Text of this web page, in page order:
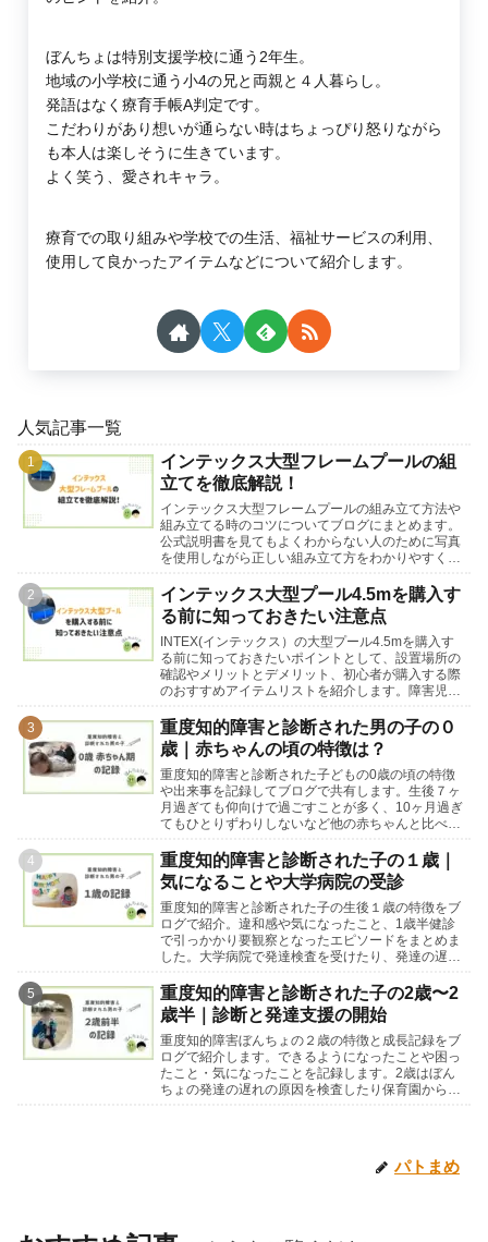
ぼんちょは特別支援学校に通う2年生。
地域の小学校に通う小4の兄と両親と４人暮らし。
発語はなく療育手帳A判定です。
こだわりがあり想いが通らない時はちょっぴり怒りながら
も本人は楽しそうに生きています。
よく笑う、愛されキャラ。
療育での取り組みや学校での生活、福祉サービスの利用、
使用して良かったアイテムなどについて紹介します。
人気記事一覧
インテックス大型フレームプールの組
立てを徹底解説！
インテックス大型フレームプールの組み立て方法や
組み立てる時のコツについてブログにまとめます。
公式説明書を見てもよくわからない人のために写真
を使用しながら正しい組み立て方をわかりやすく詳
紹介します。
インテックス大型プール4.5mを購入す
る前に知っておきたい注意点
INTEX(インテックス）の大型プール4.5mを購入す
る前に知っておきたいポイントとして、設置場所の
確認やメリットとデメリット、初心者が購入する際
のおすすめアイテムリストを紹介します。障害児が
重度知的障害と診断された男の子の０
歳｜赤ちゃんの頃の特徴は？
重度知的障害と診断された子どもの0歳の頃の特徴
や出来事を記録してブログで共有します。生後７ヶ
月過ぎても仰向けで過ごすことが多く、10ヶ月過ぎ
てもひとりずわりしないなど他の赤ちゃんと比べて
重度知的障害と診断された子の１歳｜
気になることや大学病院の受診
重度知的障害と診断された子の生後１歳の特徴をブ
ログで紹介。違和感や気になったこと、1歳半健診
で引っかかり要観察となったエピソードをまとめま
した。大学病院で発達検査を受けたり、発達の遅れ
重度知的障害と診断された子の2歳〜2
歳半｜診断と発達支援の開始
重度知的障害ぼんちょの２歳の特徴と成長記録をブ
ログで紹介します。できるようになったことや困っ
たこと・気になったことを記録します。2歳はぼん
ちょの発達の遅れの原因を検査したり保育園から退
パトまめ